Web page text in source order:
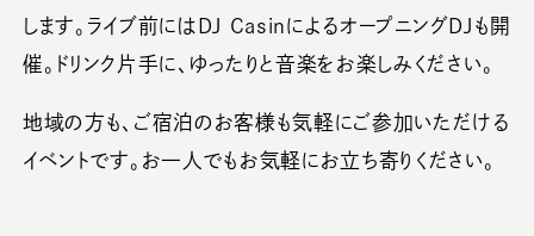
します。ライブ前にはDJ CasinによるオープニングDJも開
催。ドリンク片手に、ゆったりと音楽をお楽しみください。
地域の方も、ご宿泊のお客様も気軽にご参加いただける
イベントです。お一人でもお気軽にお立ち寄りください。